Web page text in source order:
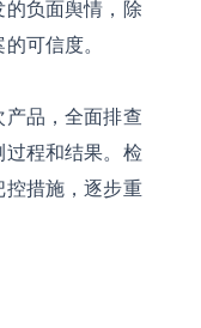
负面舆情，除
可信度。
品，全面排查
程和结果。检
措施，逐步重